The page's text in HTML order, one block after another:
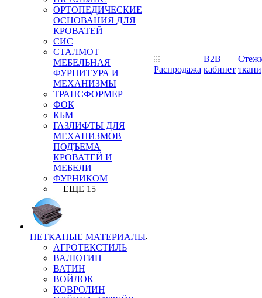
ОРТОПЕДИЧЕСКИЕ
ОСНОВАНИЯ ДЛЯ
КРОВАТЕЙ
СИС
СТАЛМОТ
МЕБЕЛЬНАЯ
ФУРНИТУРА И
МЕХАНИЗМЫ
ТРАНСФОРМЕР
ФОК
КБМ
ГАЗЛИФТЫ ДЛЯ
МЕХАНИЗМОВ
ПОДЪЕМА
КРОВАТЕЙ И
МЕБЕЛИ
ФУРНИКОМ
+ ЕЩЕ 15
НЕТКАНЫЕ МАТЕРИАЛЫ
АГРОТЕКСТИЛЬ
ВАЛЮТИН
ВАТИН
ВОЙЛОК
КОВРОЛИН
Распродажа
B2B
кабинет ткани